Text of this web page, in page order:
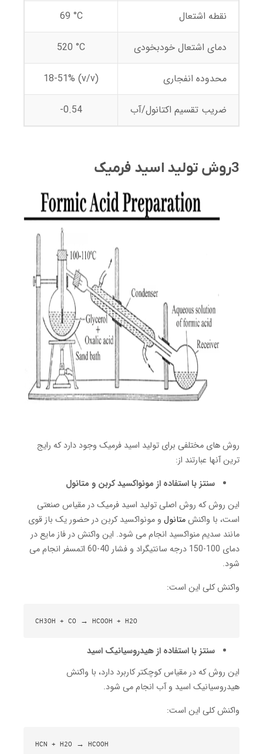
نقطه اشتعال 69 °C
دمای اشتعال خودبخودی 520 °C
محدوده انفجاری 18-51% (v/v)
ضریب تقسیم اکتانول/آب -0.54
3روش تولید اسید فرمیک
روش های مختلفی برای تولید اسید فرمیک وجود دارد که رایج
ترین آنها عبارتند از:
سنتز با استفاده از مونواکسید کربن و متانول
این روش که روش اصلی تولید اسید فرمیک در مقیاس صنعتی
است، با واکنشمتانول و مونواکسید کربن در حضور یک باز قوی
مانند سدیم منواکسید انجام می شود. این واکنش در فاز مایع در
دمای 100-150 درجه سانتیگراد و فشار 40-60 اتمسفر انجام می
شود.
واکنش کلی این است:
CH3OH + CO → HCOOH + H2O
سنتز با استفاده از هیدروسیانیک اسید
این روش که در مقیاس کوچکتر کاربرد دارد، با واکنش
هیدروسیانیک اسید و آب انجام می شود.
واکنش کلی این است:
HCN + H2O → HCOOH